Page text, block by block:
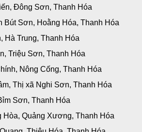
Đông Sơn, Thanh Hóa
Bút Sơn, Hoằng Hóa, Thanh Hóa
Hà Trung, Thanh Hóa
Triệu Sơn, Thanh Hóa
Nông Cống, Thanh Hóa
Thị xã Nghi Sơn, Thanh Hóa
Sơn, Thanh Hóa
Hòa, Quảng Xương, Thanh Hóa